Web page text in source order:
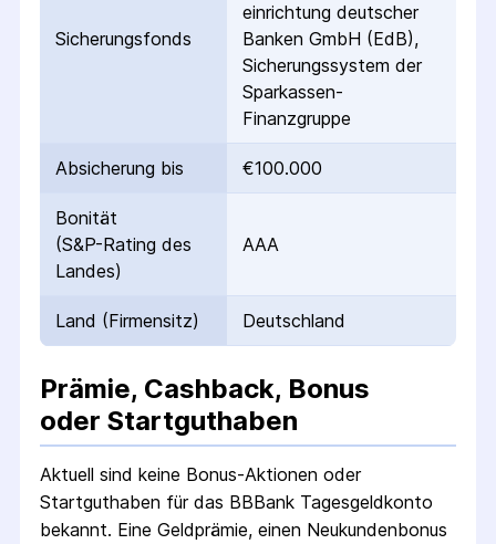
Sicherungs­fonds
einrichtung deutscher
Banken GmbH (EdB),
Sicherungssystem der
Sparkassen-
Finanzgruppe
Absicherung bis €100.000
Bonität
(S&P-Rating des
Landes)
AAA
Land (Firmensitz) Deutschland
Prämie, Cashback, Bonus
oder Startguthaben
Aktuell sind keine Bonus-Aktionen oder
Startguthaben für das BBBank Tagesgeldkonto
bekannt. Eine Geldprämie, einen Neukundenbonus